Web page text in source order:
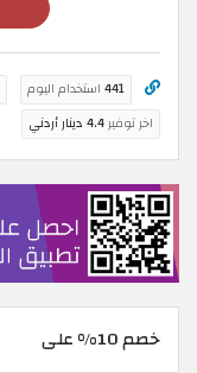
441 استخدام اليوم
اخر توفير4.4 دينار أردني
خصم 10% على